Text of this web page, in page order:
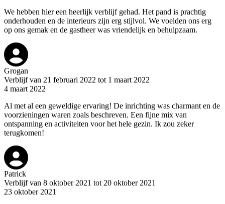
We hebben hier een heerlijk verblijf gehad. Het pand is prachtig
onderhouden en de interieurs zijn erg stijlvol. We voelden ons erg
op ons gemak en de gastheer was vriendelijk en behulpzaam.
Grogan
Verblijf van 21 februari 2022 tot 1 maart 2022
4 maart 2022
Al met al een geweldige ervaring! De inrichting was charmant en de
voorzieningen waren zoals beschreven. Een fijne mix van
ontspanning en activiteiten voor het hele gezin. Ik zou zeker
terugkomen!
Patrick
Verblijf van 8 oktober 2021 tot 20 oktober 2021
23 oktober 2021